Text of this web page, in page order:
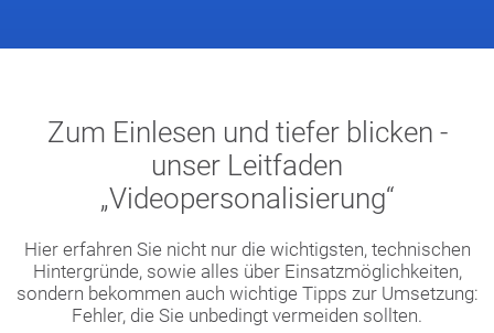
Zum Einlesen und tiefer blicken -
unser Leitfaden
„Videopersonalisierung“
Hier erfahren Sie nicht nur die wichtigsten, technischen
Hintergründe, sowie alles über Einsatzmöglichkeiten,
sondern bekommen auch wichtige Tipps zur Umsetzung:
Fehler, die Sie unbedingt vermeiden sollten.